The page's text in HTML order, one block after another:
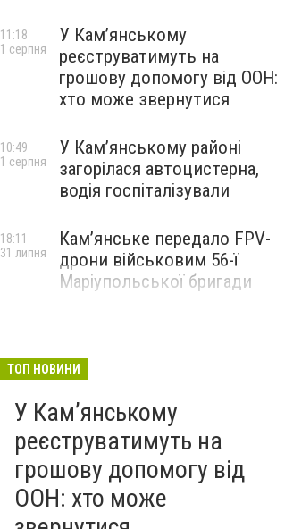
У Кам’янському
реєструватимуть на
грошову допомогу від ООН:
хто може звернутися
11:18
1 серпня
У Кам’янському районі
загорілася автоцистерна,
водія госпіталізували
10:49
1 серпня
Кам’янське передало FPV-
дрони військовим 56-ї
Маріупольської бригади
18:11
31 липня
ТОП НОВИНИ
У Кам’янському
реєструватимуть на
грошову допомогу від
ООН: хто може